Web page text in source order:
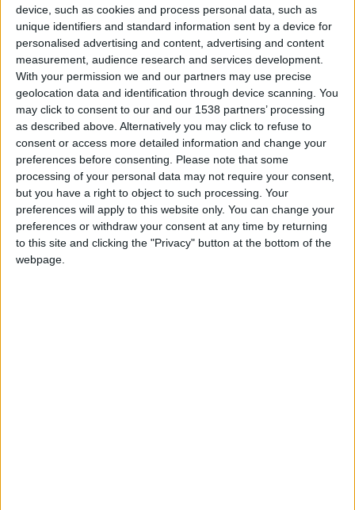
device, such as cookies and process personal data, such as
unique identifiers and standard information sent by a device for
personalised advertising and content, advertising and content
measurement, audience research and services development.
With your permission we and our partners may use precise
geolocation data and identification through device scanning. You
may click to consent to our and our 1538 partners’ processing
as described above. Alternatively you may click to refuse to
consent or access more detailed information and change your
preferences before consenting.
Please note that some
processing of your personal data may not require your consent,
but you have a right to object to such processing. Your
preferences will apply to this website only. You can change your
preferences or withdraw your consent at any time by returning
to this site and clicking the "Privacy" button at the bottom of the
webpage.
L’AS Monaco est confrontée à la blessure de Folarin Balogun
et prévoit de se renforcer en attaque lors du mercato hivernal
qui doit ouvrir ses portes mercredi. Les recruteurs
monégasques auraient dans le viseur un buteur costaricien,
Manfred Ugalde, qui évolue au Spartak Moscou.
L’information a été révélée par Mohamed Toubache-Ter et
confirmée parL’Équipe, qui a donné d’avantage de précisions.
L’ASM serait notamment intéressée par le profil du joueur de
22 ans depuis plusieurs semaines mais ne travaillait pas à une
éventuelle arrivée avant l’été 2025. D’autres part, les
dirigeants monégasques ne semblaient chercher qu’une